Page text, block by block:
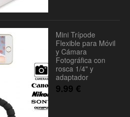
Mini Trípode
Flexible para Móvil
y Cámara
Fotográfica con
rosca 1/4" y
adaptador
9.99 €